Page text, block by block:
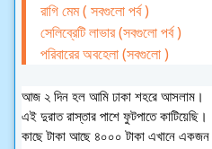
রাগি মেম ( সবগুলো পর্ব )
সেলিব্রেটি লাভার (সবগুলো পর্ব )
পরিবারের অবহেলা (সবগুলো )
আজ ২ দিন হল আমি ঢাকা শহরে আসলাম।
এই দুরাত রাস্তার পাশে ফুটপাতে কাটিয়েছি।
কাছে টাকা আছে ৪০০০ টাকা এখানে একজন